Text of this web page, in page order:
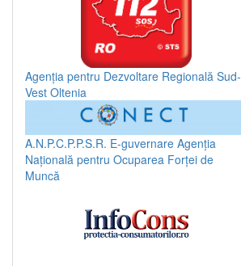
Agenția pentru Dezvoltare Regională Sud-
Vest Oltenia
A.N.P.C.P.P.S.R. E-guvernare Agenția
Națională pentru Ocuparea Forței de
Muncă